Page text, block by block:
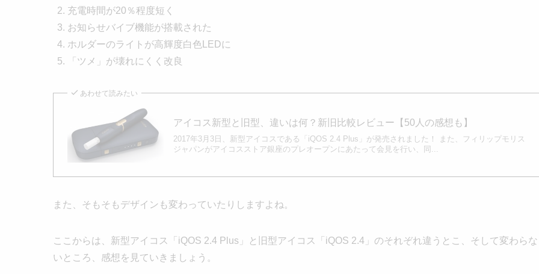
充電時間が20％程度短く
お知らせバイブ機能が搭載された
ホルダーのライトが高輝度白色LEDに
「ツメ」が壊れにくく改良
あわせて読みたい
アイコス新型と旧型、違いは何？新旧比較レビュー【50人の感想も】
2017年3月3日、新型アイコスである「iQOS 2.4 Plus」が発売されました！ また、フィリップモリス
ジャパンがアイコスストア銀座のプレオープンにあたって会見を行い、同...
また、そもそもデザインも変わっていたりしますよね。
ここからは、新型アイコス「iQOS 2.4 Plus」と旧型アイコス「iQOS 2.4」のそれぞれ違うとこ、そして変わらな
いところ、感想を見ていきましょう。